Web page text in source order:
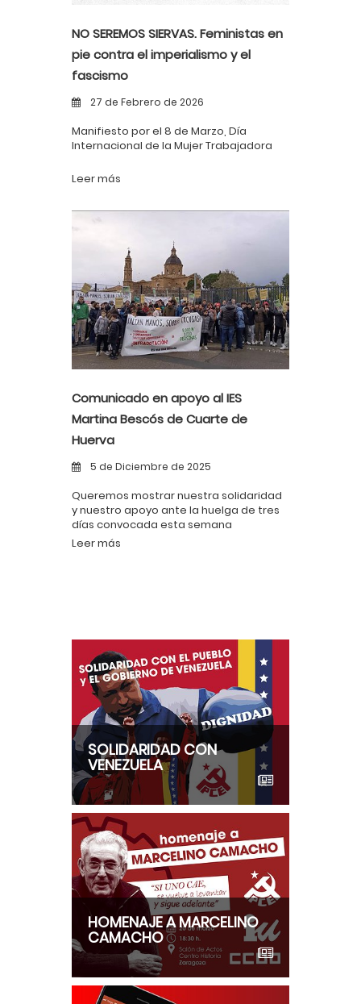
NO SEREMOS SIERVAS. Feministas en
pie contra el imperialismo y el
fascismo
27 de Febrero de 2026
Manifiesto por el 8 de Marzo, Día
Internacional de la Mujer Trabajadora
Leer más
Comunicado en apoyo al IES
Martina Bescós de Cuarte de
Huerva
5 de Diciembre de 2025
Queremos mostrar nuestra solidaridad
y nuestro apoyo ante la huelga de tres
días convocada esta semana
Leer más
SOLIDARIDAD CON
VENEZUELA
HOMENAJE A MARCELINO
CAMACHO